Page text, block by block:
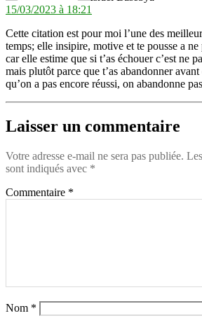
15/03/2023 à 18:21
Cette citation est pour moi l’une des
temps; elle insipire, motive et te pousse a ne
car elle estime que si t’as échouer c’est ne
mais plutôt parce que t’as abandonner
qu’on a pas encore réussi, on abandonne
Laisser un commentaire
Votre adresse e-mail ne sera pas publiée.
sont indiqués avec *
Commentaire *
Nom *